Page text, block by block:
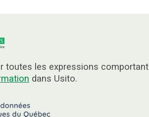
toutes les expressions
dans Usito.